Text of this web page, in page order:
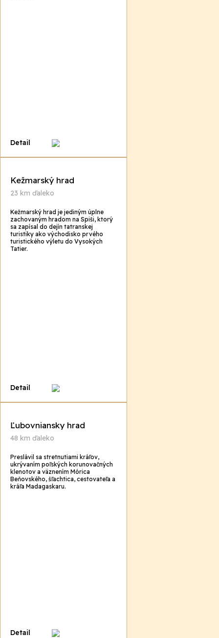
Detail
Kežmarský hrad
23 km ďaleko
Kežmarský hrad je jediným úplne
zachovaným hradom na Spiši, ktorý
sa zapísal do dejín tatranskej
turistiky ako východisko prvého
turistického výletu do Vysokých
Tatier.
Detail
Ľubovniansky hrad
48 km ďaleko
Preslávil sa stretnutiami kráľov,
ukrývaním poľských korunovačných
klenotov a väznením Mórica
Beňovského, šľachtica, cestovateľa a
kráľa Madagaskaru.
Detail